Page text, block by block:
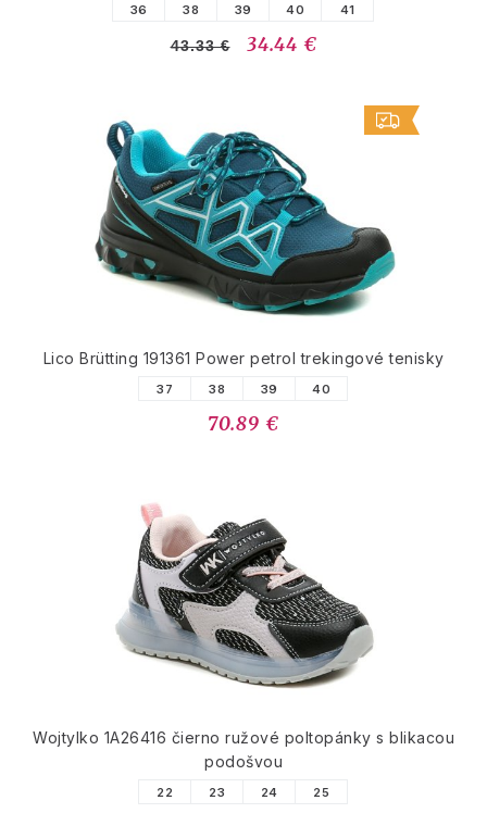
36 38 39 40 41
43.33 € 34.44 €
Lico Brütting 191361 Power petrol trekingové tenisky
37 38 39 40
70.89 €
Wojtylko 1A26416 čierno ružové poltopánky s blikacou
podošvou
22 23 24 25